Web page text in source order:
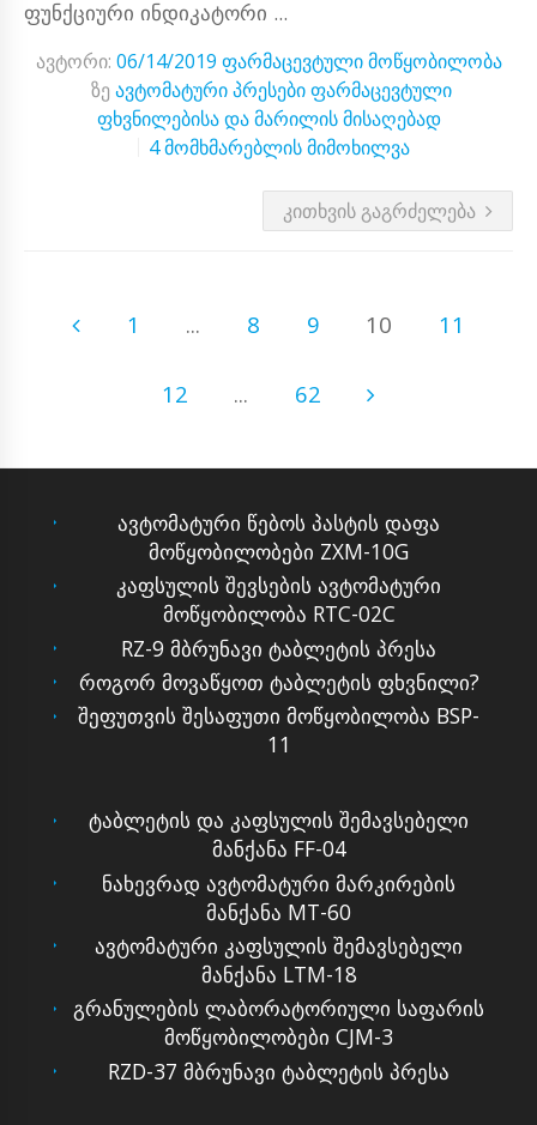
ფუნქციური ინდიკატორი ...
ავტორი: 06/14/2019 ფარმაცევტული მოწყობილობა
ზე ავტომატური პრესები ფარმაცევტული
ფხვნილებისა და მარილის მისაღებად
4 მომხმარებლის მიმოხილვა
ᲙᲘᲗᲮᲕᲘᲡ ᲒᲐᲒᲠᲫᲔᲚᲔᲑᲐ
1 ... 8 9 10 11
12 ... 62
ავტომატური წებოს პასტის დაფა
მოწყობილობები ZXM-10G
კაფსულის შევსების ავტომატური
მოწყობილობა RTC-02C
RZ-9 მბრუნავი ტაბლეტის პრესა
როგორ მოვაწყოთ ტაბლეტის ფხვნილი?
შეფუთვის შესაფუთი მოწყობილობა BSP-
11
ტაბლეტის და კაფსულის შემავსებელი
მანქანა FF-04
ნახევრად ავტომატური მარკირების
მანქანა MT-60
ავტომატური კაფსულის შემავსებელი
მანქანა LTM-18
გრანულების ლაბორატორიული საფარის
მოწყობილობები CJM-3
RZD-37 მბრუნავი ტაბლეტის პრესა